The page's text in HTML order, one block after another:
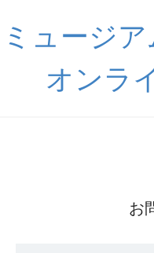
ミュージ
オンラ
お